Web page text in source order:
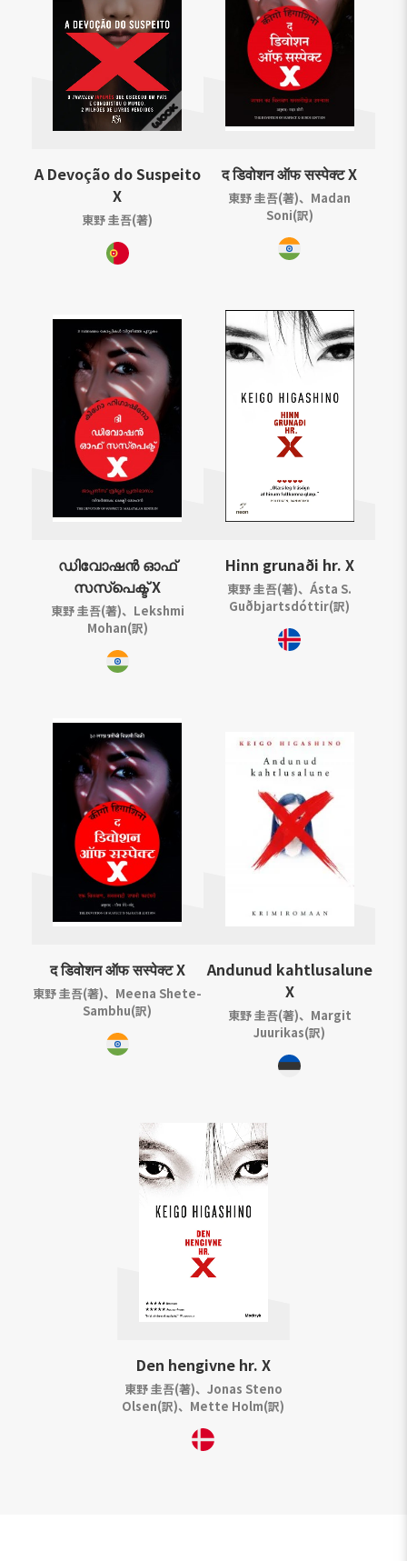
A Devoção do Suspeito
X
東野 圭吾(著)
द डिवोशन ऑफ सस्पेक्ट X
東野 圭吾(著)、Madan
Soni(訳)
ഡിവോഷൻ ഓഫ്
സസ്പെക്ട് X
東野 圭吾(著)、Lekshmi
Mohan(訳)
Hinn grunaði hr. X
東野 圭吾(著)、Ásta S.
Guðbjartsdóttir(訳)
द डिवोशन ऑफ सस्पेक्ट X
東野 圭吾(著)、Meena Shete-
Sambhu(訳)
Andunud kahtlusalune
X
東野 圭吾(著)、Margit
Juurikas(訳)
Den hengivne hr. X
東野 圭吾(著)、Jonas Steno
Olsen(訳)、Mette Holm(訳)